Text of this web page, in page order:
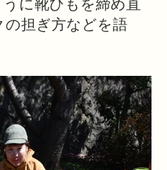
に靴ひもを締め直
の担ぎ方などを語